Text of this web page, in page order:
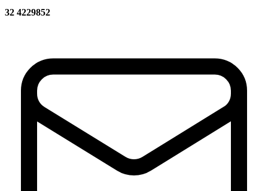
32 4229852